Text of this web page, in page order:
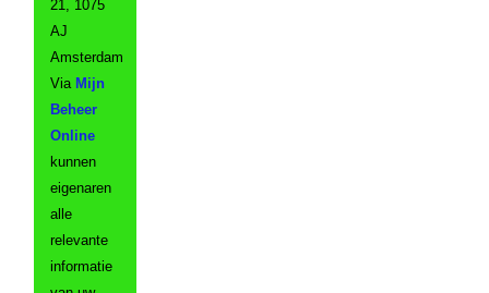
21, 1075
AJ
Amsterdam
Via Mijn
Beheer
Online
kunnen
eigenaren
alle
relevante
informatie